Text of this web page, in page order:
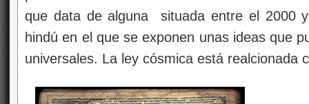
que data de alguna
situada entre el 2000
hindú en el que se exponen unas ideas que
universales. La ley cósmica está realcionada